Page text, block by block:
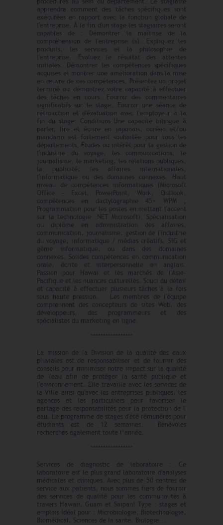
apprendra comment des tâches spécifiques sont
exécutées en rapport avec la fonction globale de
l'entreprise. À la fin d'un stage les stagiaires seront
capables de : Démontrer la maîtrise de la
compréhension de l'entreprise (s). Expliquez les
produits, les services et la philosophie de
l'entreprise. Évaluez le résultat des attentes
initiales. Démontrer les compétences spécifiques
acquises et montrer une amélioration dans la mise
en œuvre de ces compétences. Présentez un projet
terminé ou démontrez votre capacité à effectuer
des tâches en cours. Fournir des commentaires
significatifs sur le stage. Fournir une séance de
rétroaction et d'évaluation avec l'employeur à la
fin du stage. Conditions Une capacité bilingue à
parler, lire et écrire en japonais, coréen et/ou
mandarin est fortement souhaitée pour tous les
départements. Études ou intérêt pour la gestion de
l'industrie du voyage, les communications, le
journalisme, le marketing, les relations publiques,
la publicité, les affaires internationales,
l'informatique ou des domaines connexes. Haut
niveau de compétences informatiques (Microsoft
Office - Excel, PowerPoint, Work, Outlook,
compétences en dactylographie 45+ WPM ;
Programmation pour les postes en mettant l'accent
sur la technologie .NET Microsoft). Spécialisation
ou diplôme en administration des affaires,
communication, journalisme, gestion de l'industrie
du voyage, informatique / médias créatifs, SIG et
génie informatique, ou dans des domaines
connexes. Solides compétences en communication
orale, écrite et interpersonnelle en anglais.
Passion pour Hawaï et les marchés de l'Asie-
Pacifique et les nuances culturelles. Souci du détail
et capacité à effectuer plusieurs tâches à la fois
sous haute pression. Les membres de l'équipe
comprennent des concepteurs de sites Web, des
développeurs, des programmeurs et des
spécialistes du marketing en ligne.
La mission de la Division de la qualité des eaux
pluviales est de responsabiliser et de fournir des
conseils pour minimiser notre impact sur la qualité
de l'eau afin de protéger la santé publique et
l'environnement. Elle travaille avec les services de
la Ville ainsi qu'avec les entreprises publiques, les
agences et les particuliers pour favoriser le
partage des responsabilités pour la protection de l'
eau. Le programme de stages d'été rémunérés pour
étudiants est de 12 semaines. Bénévoles
recherchés également toute l’année.
Services de diagnostic de laboratoire : Ce
laboratoire est le plus grand laboratoire d'analyses
médicales et cliniques. Avec plus de 50 centres de
service aux patients, nous sommes fiers de fournir
des services de qualité pour les communautés à
travers Hawaii, Guam et Saipan! Type : stages et
emplois Idéal pour : Microbiologie, Biotechnologie,
Biomédical, Sciences de la santé, Biologie...